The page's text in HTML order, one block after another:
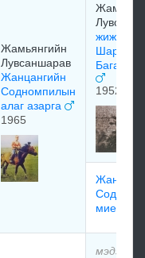
Жамьянгийн
Лувсаншарав
Жанцангийн
Содномпилын
алаг азарга
1965
жижиг
Шаравын
Бага
1952
миеэ